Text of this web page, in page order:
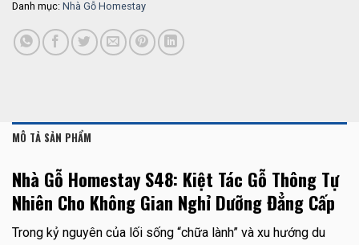
Danh mục: Nhà Gỗ Homestay
MÔ TẢ SẢN PHẨM
Nhà Gỗ Homestay S48: Kiệt Tác Gỗ Thông Tự
Nhiên Cho Không Gian Nghỉ Dưỡng Đẳng Cấp
Trong kỷ nguyên của lối sống “chữa lành” và xu hướng du